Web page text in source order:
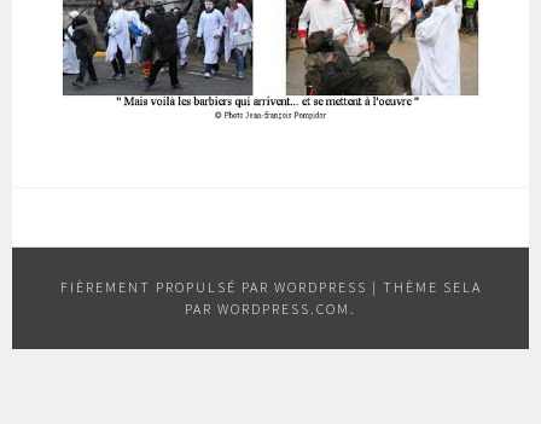
FIÈREMENT PROPULSÉ PAR WORDPRESS | THÈME SELA
PAR WORDPRESS.COM